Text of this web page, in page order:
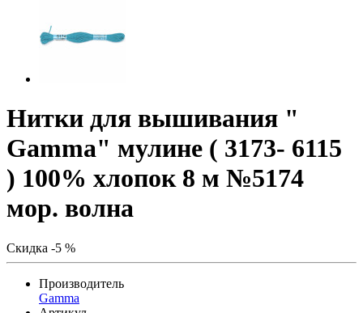
Нитки для вышивания "
Gamma" мулине ( 3173- 6115
) 100% хлопок 8 м №5174
мор. волна
Скидка -5 %
Производитель
Gamma